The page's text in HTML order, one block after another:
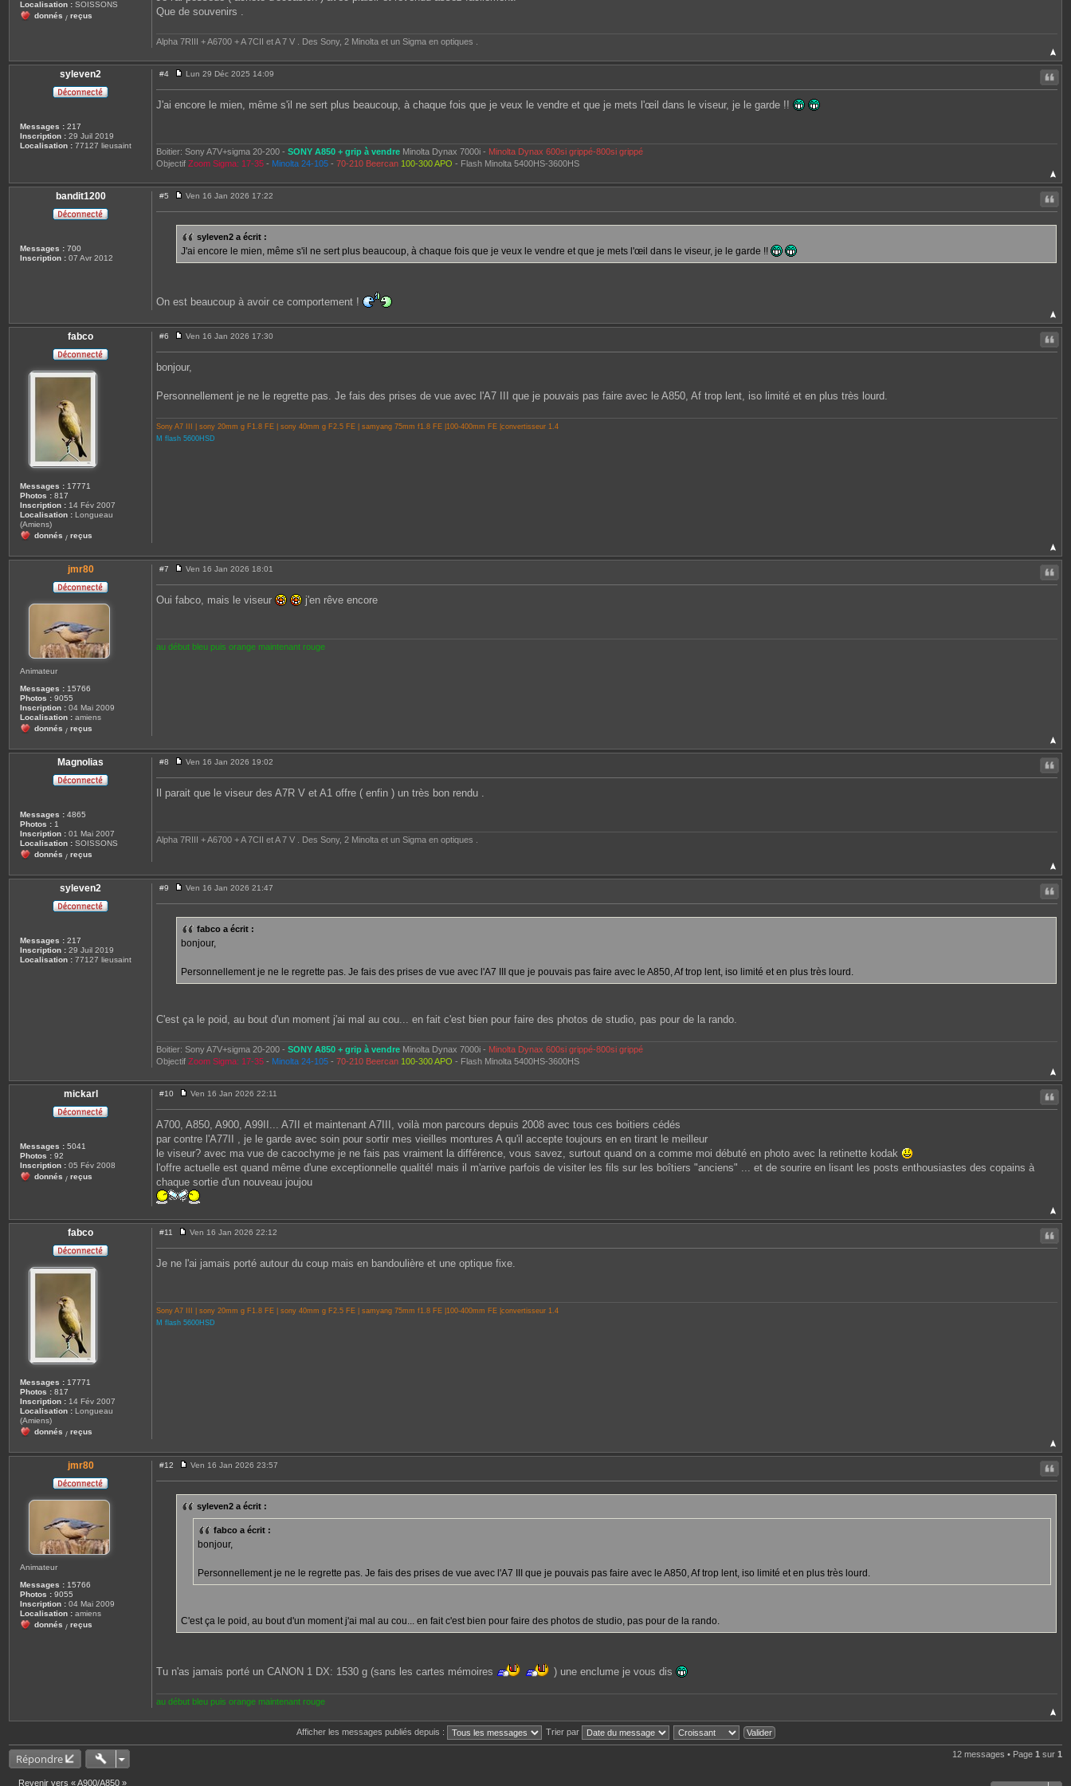
Localisation : SOISSONS
donnés / reçus
Que de souvenirs .
Alpha 7RIII + A6700 + A 7CII et A 7 V . Des Sony, 2 Minolta et un Sigma en optiques .
syleven2
Messages : 217
Inscription : 29 Juil 2019
Localisation : 77127 lieusaint
Citer
#4
e
s
Lun 29 Déc 2025 14:09
J'ai encore le mien, même s'il ne sert plus beaucoup, à chaque fois que je veux le vendre et que je mets l'œil dans le viseur, je le garde !!
Boitier: Sony A7V+sigma 20-200 - SONY A850 + grip à vendre Minolta Dynax 7000i - Minolta Dynax 600si grippé-800si grippé
Objectif Zoom Sigma: 17-35 - Minolta 24-105 - 70-210 Beercan 100-300 APO - Flash Minolta 5400HS-3600HS
bandit1200
Messages : 700
Inscription : 07 Avr 2012
Citer
#5
e
s
a
g
Ven 16 Jan 2026 17:22
syleven2 a écrit :
J'ai encore le mien, même s'il ne sert plus beaucoup, à chaque fois que je veux le vendre et que je mets l'œil dans le viseur, je le garde !!
On est beaucoup à avoir ce comportement !
fabco
Messages : 17771
Photos : 817
Inscription : 14 Fév 2007
Localisation : Longueau
(Amiens)
donnés / reçus
Citer
#6
e
s
e
Ven 16 Jan 2026 17:30
bonjour,
Personnellement je ne le regrette pas. Je fais des prises de vue avec l'A7 III que je pouvais pas faire avec le A850, Af trop lent, iso limité et en plus très lourd.
Sony A7 III | sony 20mm g F1.8 FE | sony 40mm g F2.5 FE | samyang 75mm f1.8 FE |100-400mm FE |convertisseur 1.4
M flash 5600HSD
jmr80
Animateur
Messages : 15766
Photos : 9055
Inscription : 04 Mai 2009
Localisation : amiens
donnés / reçus
Citer
#7
e
s
s
Ven 16 Jan 2026 18:01
Oui fabco, mais le viseur j'en rêve encore
au début bleu puis orange maintenant rouge
Magnolias
Messages : 4865
Photos : 1
Inscription : 01 Mai 2007
Localisation : SOISSONS
donnés / reçus
Citer
#8
e
s
s
Ven 16 Jan 2026 19:02
Il parait que le viseur des A7R V et A1 offre ( enfin ) un très bon rendu .
Alpha 7RIII + A6700 + A 7CII et A 7 V . Des Sony, 2 Minolta et un Sigma en optiques .
syleven2
Messages : 217
Inscription : 29 Juil 2019
Localisation : 77127 lieusaint
Citer
#9
e
s
a
g
Ven 16 Jan 2026 21:47
fabco a écrit :
bonjour,
Personnellement je ne le regrette pas. Je fais des prises de vue avec l'A7 III que je pouvais pas faire avec le A850, Af trop lent, iso limité et en plus très lourd.
C'est ça le poid, au bout d'un moment j'ai mal au cou... en fait c'est bien pour faire des photos de studio, pas pour de la rando.
Boitier: Sony A7V+sigma 20-200 - SONY A850 + grip à vendre Minolta Dynax 7000i - Minolta Dynax 600si grippé-800si grippé
Objectif Zoom Sigma: 17-35 - Minolta 24-105 - 70-210 Beercan 100-300 APO - Flash Minolta 5400HS-3600HS
mickarl
Messages : 5041
Photos : 92
Inscription : 05 Fév 2008
donnés / reçus
Citer
#10
e
s
s
a
e
Ven 16 Jan 2026 22:11
A700, A850, A900, A99II... A7II et maintenant A7III, voilà mon parcours depuis 2008 avec tous ces boitiers cédés
par contre l'A77II , je le garde avec soin pour sortir mes vieilles montures A qu'il accepte toujours en en tirant le meilleur
le viseur? avec ma vue de cacochyme je ne fais pas vraiment la différence, vous savez, surtout quand on a comme moi débuté en photo avec la retinette kodak
l'offre actuelle est quand même d'une exceptionnelle qualité! mais il m'arrive parfois de visiter les fils sur les boîtiers "anciens" ... et de sourire en lisant les posts enthousiastes des copains à
chaque sortie d'un nouveau joujou
fabco
Messages : 17771
Photos : 817
Inscription : 14 Fév 2007
Localisation : Longueau
(Amiens)
donnés / reçus
Citer
#11
e
s
s
Ven 16 Jan 2026 22:12
Je ne l'ai jamais porté autour du coup mais en bandoulière et une optique fixe.
Sony A7 III | sony 20mm g F1.8 FE | sony 40mm g F2.5 FE | samyang 75mm f1.8 FE |100-400mm FE |convertisseur 1.4
M flash 5600HSD
jmr80
Animateur
Messages : 15766
Photos : 9055
Inscription : 04 Mai 2009
Localisation : amiens
donnés / reçus
Citer
#12
e
s
a
Ven 16 Jan 2026 23:57
syleven2 a écrit :
fabco a écrit :
bonjour,
Personnellement je ne le regrette pas. Je fais des prises de vue avec l'A7 III que je pouvais pas faire avec le A850, Af trop lent, iso limité et en plus très lourd.
C'est ça le poid, au bout d'un moment j'ai mal au cou... en fait c'est bien pour faire des photos de studio, pas pour de la rando.
Tu n'as jamais porté un CANON 1 DX: 1530 g (sans les cartes mémoires ) une enclume je vous dis
au début bleu puis orange maintenant rouge
Afficher les messages publiés depuis : Trier par
Répondre 12 messages • Page 1 sur 1
Revenir vers « A900/A850 »